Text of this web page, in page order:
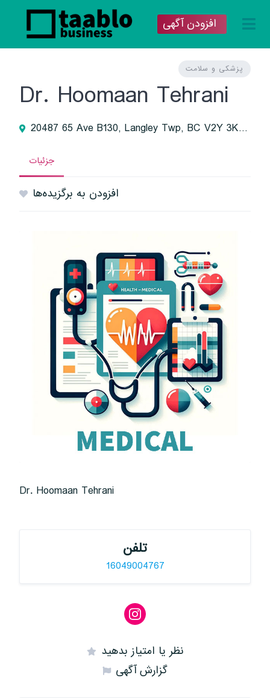
افزودن آگهی
پزشکی و سلامت
Dr. Hoomaan Tehrani
20487 65 Ave B130, Langley Twp, BC V2Y 3K8, Canada
جزئیات
افزودن به برگزیده‌ها
Dr. Hoomaan Tehrani
تلفن
16049004767
نظر یا امتیاز بدهید
گزارش آگهی